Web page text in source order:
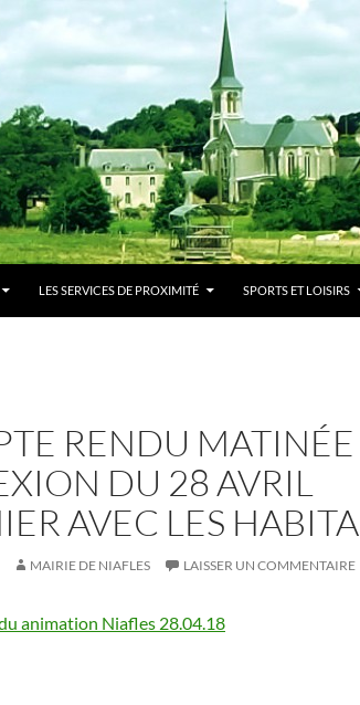
LES SERVICES DE PROXIMITÉ SPORTS ET LOISIRS
RENDU
DU 28 AVRIL
AVEC LES
MAIRIE DE NIAFLES LAISSER UN COMMENTAIRE
animation Niafles 28.04.18